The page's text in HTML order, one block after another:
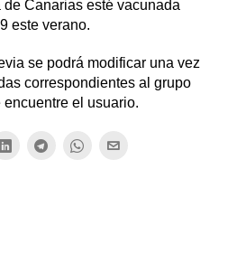
de Canarias esté vacunada
este verano.
se podrá modificar una vez
correspondientes al grupo
el usuario.